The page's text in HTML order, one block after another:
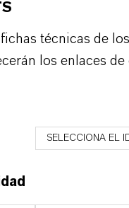
técnicas de
los enlaces de
SELECCIONA EL